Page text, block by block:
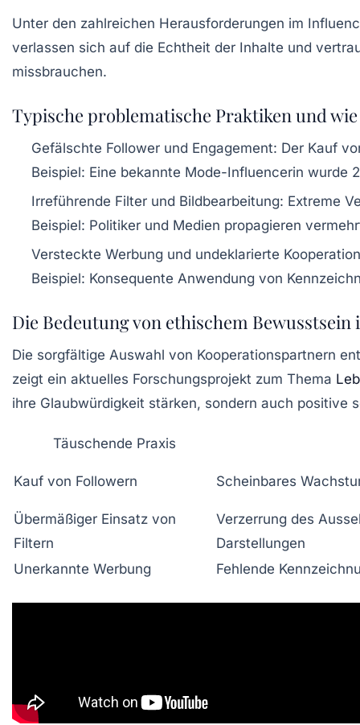
Unter den zahlreichen Herausforderungen im
verlassen sich auf die Echtheit der Inhalte und
missbrauchen.
Typische problematische Praktiken und
Gefälschte Follower und Engagement: Der Kauf
Beispiel: Eine bekannte Mode-Influencerin
Irreführende Filter und Bildbearbeitung: Extreme
Beispiel: Politiker und Medien propagieren
Versteckte Werbung und undeklarierte
Beispiel: Konsequente Anwendung von
Die Bedeutung von ethischem
Die sorgfältige Auswahl von Kooperationspartnern
zeigt ein aktuelles Forschungsprojekt zum Thema
ihre Glaubwürdigkeit stärken, sondern auch positive
Täuschende Praxis
Kauf von Followern Scheinbares
Übermäßiger Einsatz von
Filtern
Verzerrung des
Darstellungen
Unerkannte Werbung
Fehlende